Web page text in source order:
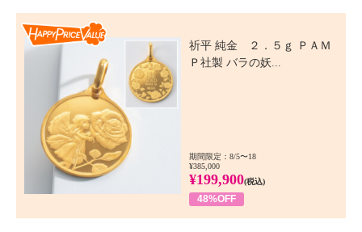
祈平 純金 ２．５ｇ ＰＡＭ
Ｐ社製 バラの妖...
期間限定：8/5〜18
¥385,000
¥199,900(税込)
48%OFF